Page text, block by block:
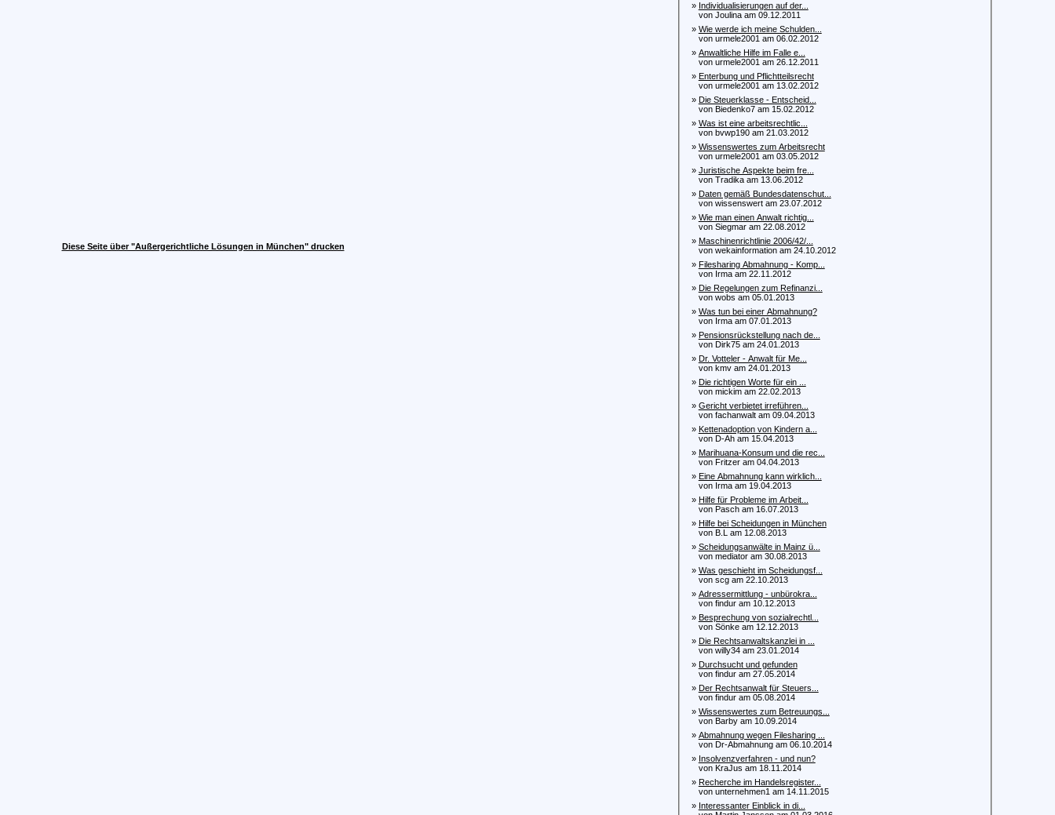
Diese Seite über "Außergerichtliche Lösungen in München" drucken
» Individualisierungen auf der...
von Joulina am 09.12.2011
» Wie werde ich meine Schulden...
von urmele2001 am 06.02.2012
» Anwaltliche Hilfe im Falle e...
von urmele2001 am 26.12.2011
» Enterbung und Pflichtteilsrecht
von urmele2001 am 13.02.2012
» Die Steuerklasse - Entscheid...
von Biedenko7 am 15.02.2012
» Was ist eine arbeitsrechtlic...
von bvwp190 am 21.03.2012
» Wissenswertes zum Arbeitsrecht
von urmele2001 am 03.05.2012
» Juristische Aspekte beim fre...
von Tradika am 13.06.2012
» Daten gemäß Bundesdatenschut...
von wissenswert am 23.07.2012
» Wie man einen Anwalt richtig...
von Siegmar am 22.08.2012
» Maschinenrichtlinie 2006/42/...
von wekainformation am 24.10.2012
» Filesharing Abmahnung - Komp...
von Irma am 22.11.2012
» Die Regelungen zum Refinanzi...
von wobs am 05.01.2013
» Was tun bei einer Abmahnung?
von Irma am 07.01.2013
» Pensionsrückstellung nach de...
von Dirk75 am 24.01.2013
» Dr. Votteler - Anwalt für Me...
von kmv am 24.01.2013
» Die richtigen Worte für ein ...
von mickim am 22.02.2013
» Gericht verbietet irreführen...
von fachanwalt am 09.04.2013
» Kettenadoption von Kindern a...
von D-Ah am 15.04.2013
» Marihuana-Konsum und die rec...
von Fritzer am 04.04.2013
» Eine Abmahnung kann wirklich...
von Irma am 19.04.2013
» Hilfe für Probleme im Arbeit...
von Pasch am 16.07.2013
» Hilfe bei Scheidungen in München
von B.L am 12.08.2013
» Scheidungsanwälte in Mainz ü...
von mediator am 30.08.2013
» Was geschieht im Scheidungsf...
von scg am 22.10.2013
» Adressermittlung - unbürokra...
von findur am 10.12.2013
» Besprechung von sozialrechtl...
von Sönke am 12.12.2013
» Die Rechtsanwaltskanzlei in ...
von willy34 am 23.01.2014
» Durchsucht und gefunden
von findur am 27.05.2014
» Der Rechtsanwalt für Steuers...
von findur am 05.08.2014
» Wissenswertes zum Betreuungs...
von Barby am 10.09.2014
» Abmahnung wegen Filesharing ...
von Dr-Abmahnung am 06.10.2014
» Insolvenzverfahren - und nun?
von KraJus am 18.11.2014
» Recherche im Handelsregister...
von unternehmen1 am 14.11.2015
» Interessanter Einblick in di...